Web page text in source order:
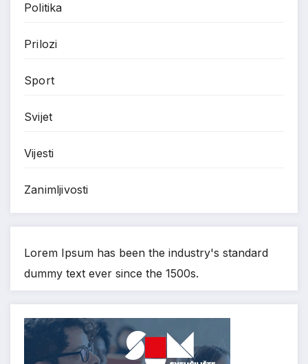
Politika
Prilozi
Sport
Svijet
Vijesti
Zanimljivosti
Lorem Ipsum has been the industry's standard
dummy text ever since the 1500s.